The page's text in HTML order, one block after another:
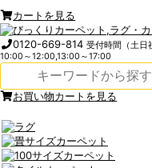
カートを見る
0120-669-814受付時間（土日
10:00～12:00,13:00～17:00
お買い物カートを見る